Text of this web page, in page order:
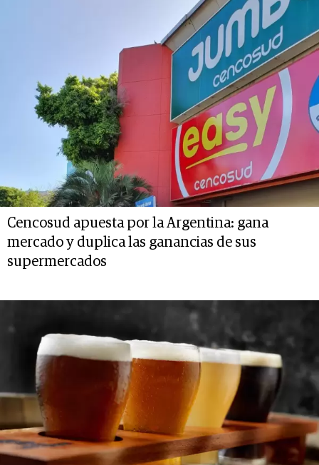
Cencosud apuesta por la Argentina: gana
mercado y duplica las ganancias de sus
supermercados